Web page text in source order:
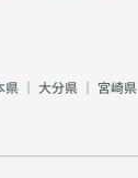
県 ｜ 大分県 ｜ 宮崎県